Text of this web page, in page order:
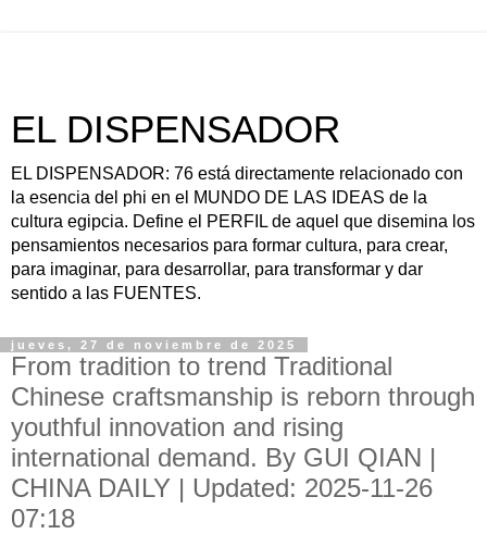
EL DISPENSADOR
EL DISPENSADOR: 76 está directamente relacionado con
la esencia del phi en el MUNDO DE LAS IDEAS de la
cultura egipcia. Define el PERFIL de aquel que disemina los
pensamientos necesarios para formar cultura, para crear,
para imaginar, para desarrollar, para transformar y dar
sentido a las FUENTES.
jueves, 27 de noviembre de 2025
From tradition to trend Traditional
Chinese craftsmanship is reborn through
youthful innovation and rising
international demand. By GUI QIAN |
CHINA DAILY | Updated: 2025-11-26
07:18